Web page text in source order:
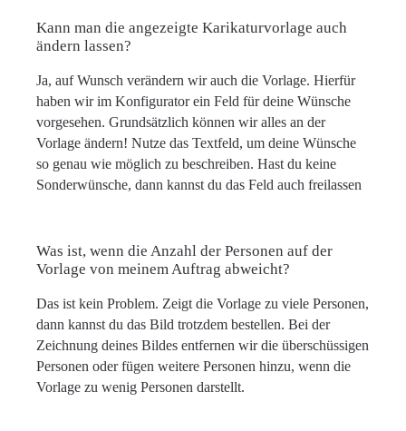
Kann man die angezeigte Karikaturvorlage auch
ändern lassen?
Ja, auf Wunsch verändern wir auch die Vorlage. Hierfür
haben wir im Konfigurator ein Feld für deine Wünsche
vorgesehen. Grundsätzlich können wir alles an der
Vorlage ändern! Nutze das Textfeld, um deine Wünsche
so genau wie möglich zu beschreiben. Hast du keine
Sonderwünsche, dann kannst du das Feld auch freilassen
Was ist, wenn die Anzahl der Personen auf der
Vorlage von meinem Auftrag abweicht?
Das ist kein Problem. Zeigt die Vorlage zu viele Personen,
dann kannst du das Bild trotzdem bestellen. Bei der
Zeichnung deines Bildes entfernen wir die überschüssigen
Personen oder fügen weitere Personen hinzu, wenn die
Vorlage zu wenig Personen darstellt.